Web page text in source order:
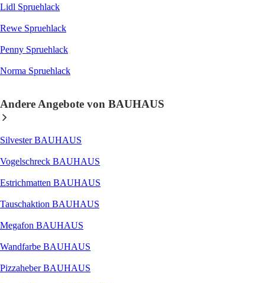
Lidl Spruehlack
Rewe Spruehlack
Penny Spruehlack
Norma Spruehlack
Andere Angebote von BAUHAUS
Silvester BAUHAUS
Vogelschreck BAUHAUS
Estrichmatten BAUHAUS
Tauschaktion BAUHAUS
Megafon BAUHAUS
Wandfarbe BAUHAUS
Pizzaheber BAUHAUS